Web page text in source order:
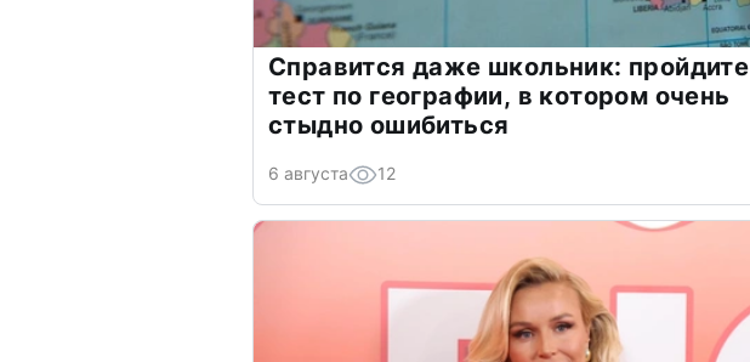
Справится даже школьник: пройдите
тест по географии, в котором очень
стыдно ошибиться
6 августа 12